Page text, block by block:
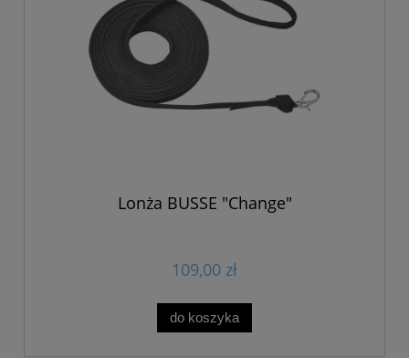
Lonża BUSSE "Change"
109,00 zł
do koszyka